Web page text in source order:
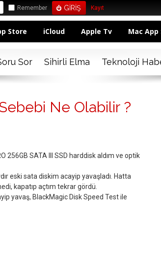
Remember Kayıt
Store iCloud Apple Tv Mac App
Sor Sihirli Elma Teknoloji
Ne Olabilir ?
256GB SATA III SSD harddisk aldım ve optik
eski sata diskim acayip yavaşladı. Hatta
kapatıp açtım tekrar gördü.
yavaş, BlackMagic Disk Speed Test ile